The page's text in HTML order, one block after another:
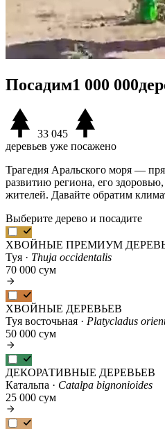
Посадим1 000 000
33 045
деревьев уже посажено
Трагедия Аральского моря —
развитию региона, его
жителей. Давайте обратим
Выберите дерево и посадите
ХВОЙНЫЕ ПРЕМИУМ
Туя · Thuja occidentalis
70 000 сум
ХВОЙНЫЕ ДЕРЕВЬЕВ
Туя восточьная · Platycladus
50 000 сум
ДЕКОРАТИВНЫЕ ДЕРЕВЬЕВ
Катальпа · Catalpa bignonioides
25 000 сум